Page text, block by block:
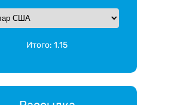
Итого:1.15